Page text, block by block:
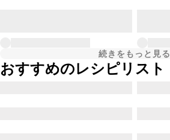
続きをもっと見る
おすすめのレシピリスト